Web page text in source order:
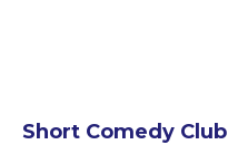
Short Comedy Club